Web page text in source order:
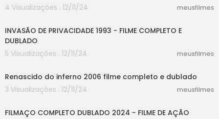
4 Visualizações . 12/11/24
meusfilmes
INVASÃO DE PRIVACIDADE 1993 - FILME COMPLETO E
DUBLADO
5 Visualizações . 12/11/24
meusfilmes
Renascido do inferno 2006 filme completo e dublado
3 Visualizações . 12/11/24
meusfilmes
FILMAÇO COMPLETO DUBLADO 2024 - FILME DE AÇÃO